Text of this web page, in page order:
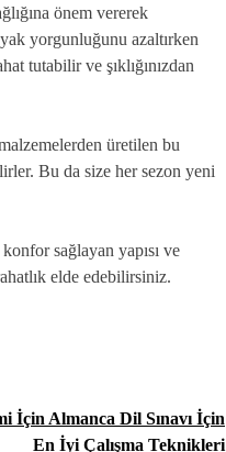
önem vererek
yorgunluğunu azaltırken
tutabilir ve şıklığınızdan
üretilen bu
Bu da size her sezon yeni
sağlayan yapısı ve
elde edebilirsiniz.
İçin Almanca Dil Sınavı İçin
En İyi Çalışma Teknikleri